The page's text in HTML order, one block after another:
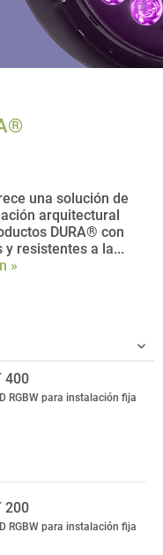
una solución de
arquitectural
DURA® con
resistentes a la...
»
400
RGBW para instalación fija
200
RGBW para instalación fija